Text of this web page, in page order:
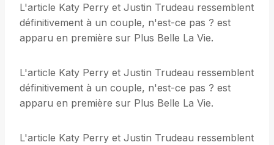
L'article Katy Perry et Justin Trudeau ressemblent
définitivement à un couple, n'est-ce pas ? est
apparu en première sur Plus Belle La Vie.
L'article Katy Perry et Justin Trudeau ressemblent
définitivement à un couple, n'est-ce pas ? est
apparu en première sur Plus Belle La Vie.
L'article Katy Perry et Justin Trudeau ressemblent